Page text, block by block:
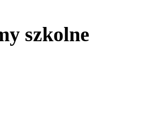
szkolne